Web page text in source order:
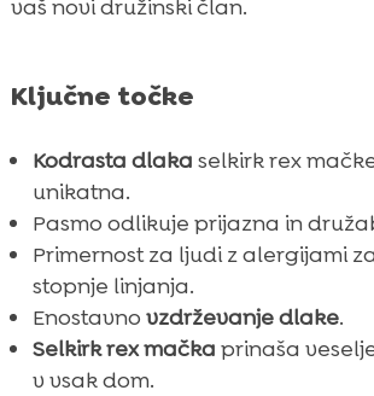
Prednosti imeti selkirk rex
Nega in vzdrževanje selkirk
Prehrana za selkirk rex
 Glavne zdravstvene težave
 Vzgoja in trening selkirk rex
 Selkirk rex mačka in otroci
Selkirk rex mačka in drugi
Na kaj paziti pri nakupu
 Zaključek
vaš novi družinski član.
Ključne točke
Kodrasta dlaka selkirk rex
unikatna.
Pasmo odlikuje prijazna in
Primernost za ljudi z alergijami
stopnje linjanja.
Enostavno vzdrževanje dlake.
Selkirk rex mačka prinaša
v vsak dom.